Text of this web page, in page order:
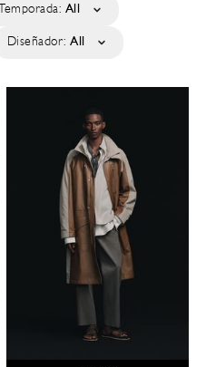
Temporada: All
Diseñador: All